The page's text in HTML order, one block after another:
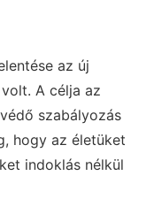
az új
A célja az
szabályozás
hogy az életüket
indoklás nélkül